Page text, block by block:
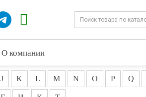
О компании
J K L M N O P Q